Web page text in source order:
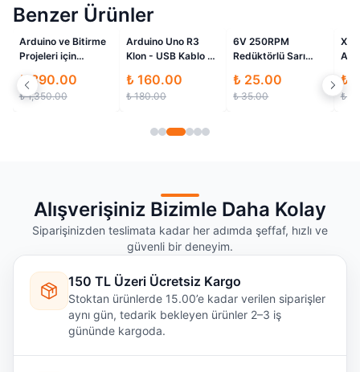
Benzer Ürünler
İndirimli
Arduino ve Bitirme
Projeleri için
₺ 890.00
₺ 1,350.00
İndirimli
Arduino Uno R3
Klon - USB Kablo ve
Hediyeli
₺ 160.00
₺ 180.00
6V 250RPM
Redüktörlü Sarı
₺ 25.00
₺ 35.00
AC
₺
₺
Alışverişiniz Bizimle Daha Kolay
Siparişinizden teslimata kadar her adımda şeffaf, hızlı ve
güvenli bir deneyim.
150 TL Üzeri Ücretsiz Kargo
Stoktan ürünlerde 15.00’e kadar verilen siparişler
aynı gün, tedarik bekleyen ürünler 2–3 iş
gününde kargoda.